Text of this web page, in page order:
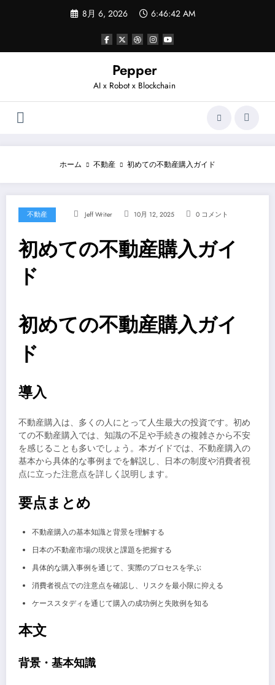
ツ
8月 6, 2026 6:46:42 AM
Pepper
AI x Robot x Blockchain
ホーム 不動産 初めての不動産購入ガイド
不動産 Jeff Writer 10月 12, 2025 0 コメント
初めての不動産購入ガイ
ド
初めての不動産購入ガイ
ド
導入
不動産購入は、多くの人にとって人生最大の投資です。初め
ての不動産購入では、知識の不足や手続きの複雑さから不安
を感じることも多いでしょう。本ガイドでは、不動産購入の
基本から具体的な事例までを解説し、日本の制度や消費者視
点に立った注意点を詳しく説明します。
要点まとめ
不動産購入の基本知識と背景を理解する
日本の不動産市場の現状と課題を把握する
具体的な購入事例を通じて、実際のプロセスを学ぶ
消費者視点での注意点を確認し、リスクを最小限に抑える
ケーススタディを通じて購入の成功例と失敗例を知る
本文
背景・基本知識